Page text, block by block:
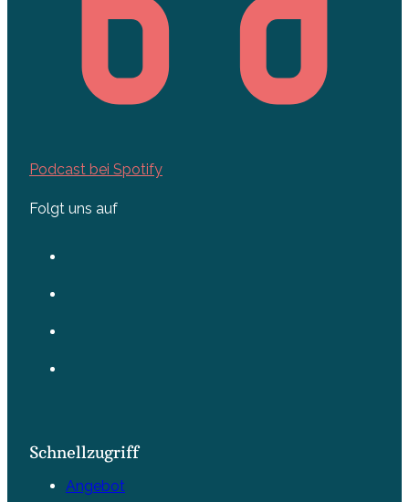
Podcast bei Spotify
Folgt uns auf
Schnellzugriff
Angebot